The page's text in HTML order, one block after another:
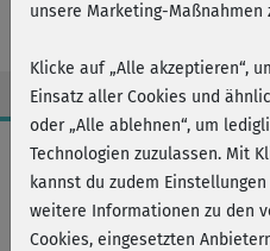
schwanger & fit -
Workout-Facts
leicht
26 Min
unsere Marketing-Maßnahmen
Klicke auf „Alle akzeptieren“,
Einsatz aller Cookies und
oder „Alle ablehnen“, um
Technologien zuzulassen. Mit
kannst du zudem
weitere Informationen zu den
Cookies, eingesetzten